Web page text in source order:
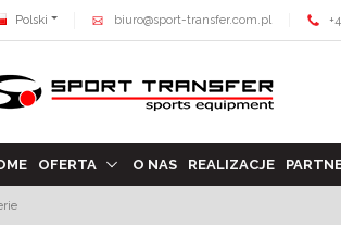
Polski biuro@sport-transfer.com.pl
OFERTA O NAS REALIZACJE